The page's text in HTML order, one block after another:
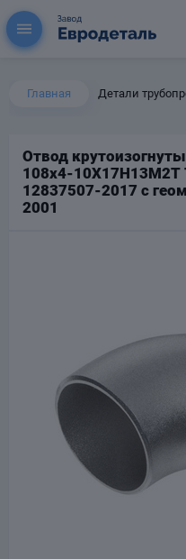
Главная Детали
Отвод
108х4-10Х17Н13М2Т
12837507-2017 с
2001
для труб
Колена для
Тройники